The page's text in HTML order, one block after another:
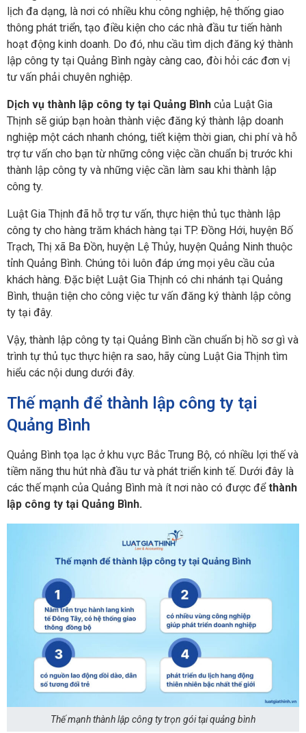
lịch đa dạng, là nơi có nhiều khu công nghiệp, hệ thống giao
thông phát triển, tạo điều kiện cho các nhà đầu tư tiến hành
hoạt động kinh doanh. Do đó, nhu cầu tìm dịch đăng ký thành
lập công ty tại Quảng Bình ngày càng cao, đòi hỏi các đơn vị
tư vấn phải chuyên nghiệp.
Dịch vụ thành lập công ty tại Quảng Bình của Luật Gia
Thịnh sẽ giúp bạn hoàn thành việc đăng ký thành lập doanh
nghiệp một cách nhanh chóng, tiết kiệm thời gian, chi phí và hỗ
trợ tư vấn cho bạn từ những công việc cần chuẩn bị trước khi
thành lập công ty và những việc cần làm sau khi thành lập
công ty.
Luật Gia Thịnh đã hỗ trợ tư vấn, thực hiện thủ tục thành lập
công ty cho hàng trăm khách hàng tại TP. Đồng Hới, huyện Bố
Trạch, Thị xã Ba Đồn, huyện Lệ Thủy, huyện Quảng Ninh thuộc
tỉnh Quảng Bình. Chúng tôi luôn đáp ứng mọi yêu cầu của
khách hàng. Đặc biệt Luật Gia Thịnh có chi nhánh tại Quảng
Bình, thuận tiện cho công việc tư vấn đăng ký thành lập công
ty tại đây.
Vậy, thành lập công ty tại Quảng Bình cần chuẩn bị hồ sơ gì và
trình tự thủ tục thực hiện ra sao, hãy cùng Luật Gia Thịnh tìm
hiểu các nội dung dưới đây.
Thế mạnh để thành lập công ty tại
Quảng Bình
Quảng Bình tọa lạc ở khu vực Bắc Trung Bộ, có nhiều lợi thế và
tiềm năng thu hút nhà đầu tư và phát triển kinh tế. Dưới đây là
các thế mạnh của Quảng Bình mà ít nơi nào có được đểthành
lập công ty tại Quảng Bình.
Thế mạnh thành lập công ty trọn gói tại quảng bình